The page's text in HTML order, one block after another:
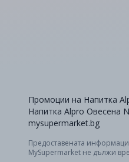
Промоции на Напитка
Напитка Alpro Овесена
mysupermarket.bg
Предоставената
MySupermarket не дължи